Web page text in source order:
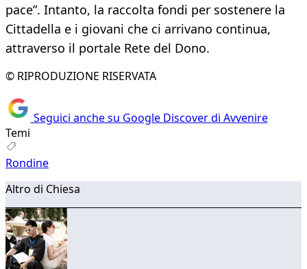
pace”. Intanto, la raccolta fondi per sostenere la
Cittadella e i giovani che ci arrivano continua,
attraverso il portale Rete del Dono.
© RIPRODUZIONE RISERVATA
Seguici anche su Google Discover di Avvenire
Temi
Rondine
Altro di Chiesa